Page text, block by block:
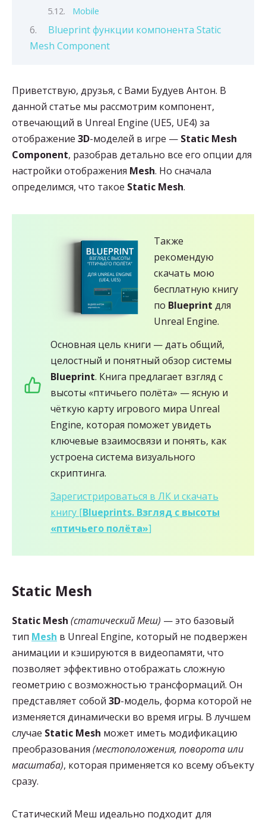
Mobile
Blueprint функции компонента Static
Mesh Component
Приветствую, друзья, с Вами Будуев Антон. В
данной статье мы рассмотрим компонент,
отвечающий в Unreal Engine (UE5, UE4) за
отображение 3D-моделей в игре — Static Mesh
Component, разобрав детально все его опции для
настройки отображения Mesh. Но сначала
определимся, что такое Static Mesh.
Также
рекомендую
скачать мою
бесплатную книгу
по Blueprint для
Unreal Engine.
Основная цель книги — дать общий,
целостный и понятный обзор системы
Blueprint. Книга предлагает взгляд с
высоты «птичьего полёта» — ясную и
чёткую карту игрового мира Unreal
Engine, которая поможет увидеть
ключевые взаимосвязи и понять, как
устроена система визуального
скриптинга.
Зарегистрироваться в ЛК и скачать
книгу [Blueprints. Взгляд с высоты
«птичьего полёта»]
Static Mesh
Static Mesh (статический Меш) — это базовый
тип Mesh в Unreal Engine, который не подвержен
анимации и кэшируются в видеопамяти, что
позволяет эффективно отображать сложную
геометрию с возможностью трансформаций. Он
представляет собой 3D-модель, форма которой не
изменяется динамически во время игры. В лучшем
случае Static Mesh может иметь модификацию
преобразования (местоположения, поворота или
масштаба), которая применяется ко всему объекту
сразу.
Статический Меш идеально подходит для